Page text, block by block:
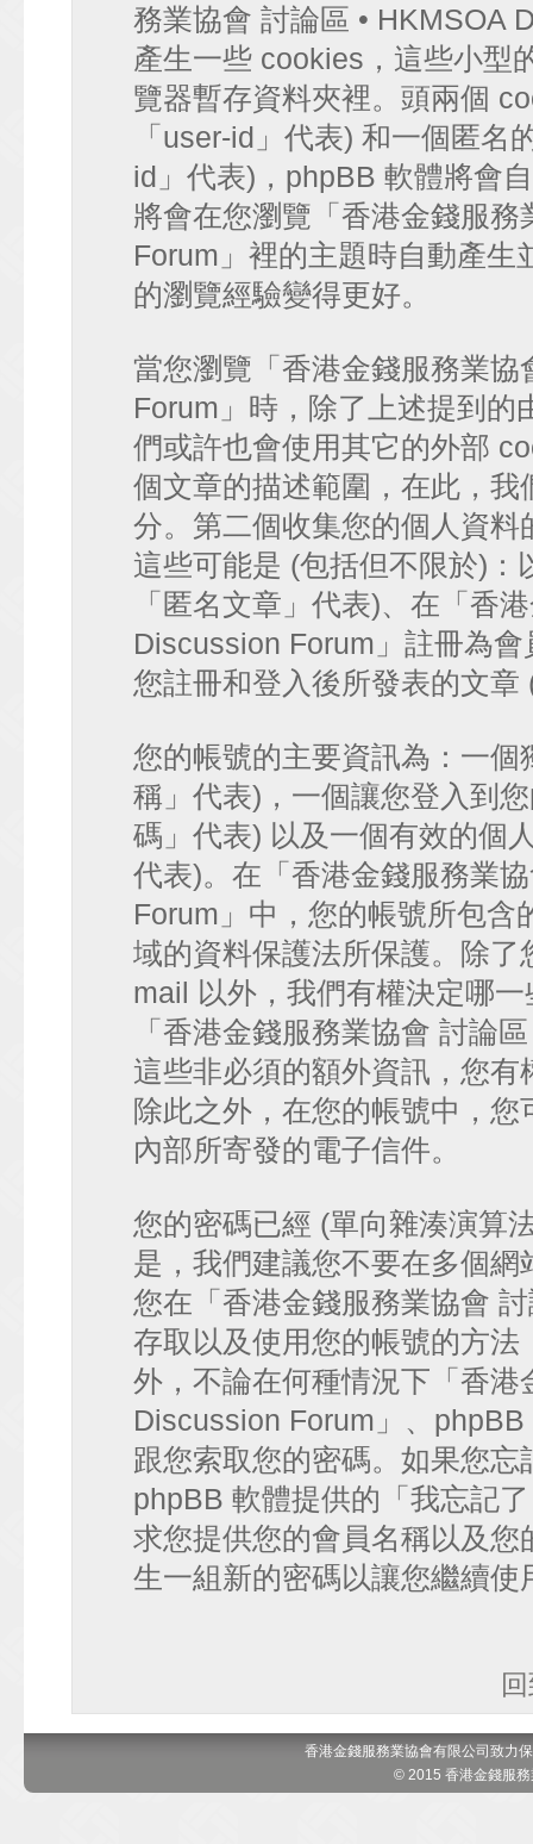
務業協會 討論區 • HKMSOA
產生一些 cookies，這些小型
覽器暫存資料夾裡。頭兩個
「user-id」代表) 和一個匿
id」代表)，phpBB 軟體將會
將會在您瀏覽「香港金錢服
Forum」裡的主題時自動產生
的瀏覽經驗變得更好。
當您瀏覽「香港金錢服務業
Forum」時，除了上述提到
們或許也會使用其它的外部
個文章的描述範圍，在此，
分。第二個收集您的個人資
這些可能是 (包括但不限於)
「匿名文章」代表)、在「香
Discussion Forum」註冊為
您註冊和登入後所發表的文
您的帳號的主要資訊為：一
稱」代表)，一個讓您登入到
碼」代表) 以及一個有效的個
代表)。在「香港金錢服務業
Forum」中，您的帳號所包含
域的資料保護法所保護。除
mail 以外，我們有權決定哪
「香港金錢服務業協會 討論
這些非必須的額外資訊，您
除此之外，在您的帳號中，
內部所寄發的電子信件。
您的密碼已經 (單向雜湊演算
是，我們建議您不要在多個
您在「香港金錢服務業協會
存取以及使用您的帳號的方
外，不論在何種情況下「香港
Discussion Forum」、
跟您索取您的密碼。如果您
phpBB 軟體提供的「我忘記
求您提供您的會員名稱以及
生一組新的密碼以讓您繼續使
香港金錢服務業協會有限公司致力
© 2015 香港金錢服